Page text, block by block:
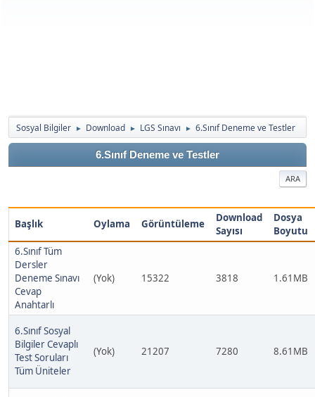
Sosyal Bilgiler ► Download ► LGS Sınavı ► 6.Sınıf Deneme ve Testler
6.Sınıf Deneme ve Testler
ARA
Başlık Oylama Görüntüleme
Download
Sayısı
Dosya
Boyutu
6.Sınıf Tüm
Dersler
Deneme Sınavı
Cevap
Anahtarlı
(Yok) 15322 3818 1.61MB
6.Sınıf Sosyal
Bilgiler Cevaplı
Test Soruları
Tüm Üniteler
(Yok) 21207 7280 8.61MB